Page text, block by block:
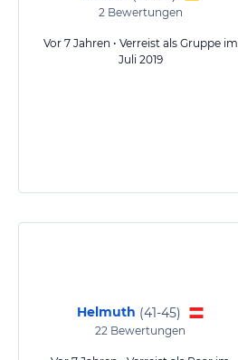
2Bewertungen
Vor 7 Jahren • Verreist als Gruppe im
Juli 2019
Helmuth (41-45)
22 Bewertungen